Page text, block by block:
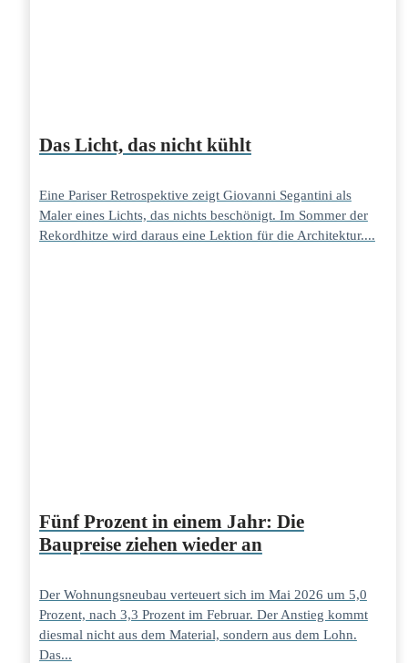
Das Licht, das nicht kühlt
Eine Pariser Retrospektive zeigt Giovanni Segantini als
Maler eines Lichts, das nichts beschönigt. Im Sommer der
Rekordhitze wird daraus eine Lektion für die Architektur....
Fünf Prozent in einem Jahr: Die
Baupreise ziehen wieder an
Der Wohnungsneubau verteuert sich im Mai 2026 um 5,0
Prozent, nach 3,3 Prozent im Februar. Der Anstieg kommt
diesmal nicht aus dem Material, sondern aus dem Lohn.
Das...